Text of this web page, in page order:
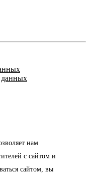
данных
нам
с сайтом и
сайтом, вы